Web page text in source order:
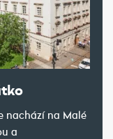
nachází na Malé
a